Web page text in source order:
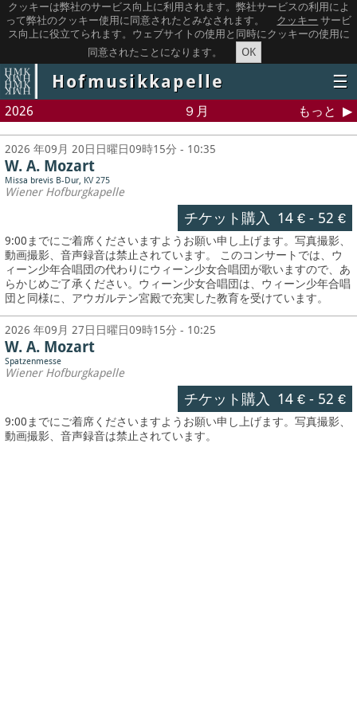
クッキーは弊社のサービス向上に利用されます。弊社サービスの利用によ
って弊社のクッキー使用に同意されたとみなされます。
クッキー サービ
ス向上に役立てられます。ウェブサイトの使用と同時にクッキーの使用に
同意されたことになります。
OK
Hofmusikkapelle ☰
2026 ９月 もっと
2026 年09月 20日日曜日09時15分 - 10:35
W. A. Mozart
Missa brevis B-Dur, KV 275
Wiener Hofburgkapelle
チケット購入 14 €- 52 €
9:00までにご着席くださいますようお願い申し上げます。写真撮影、
動画撮影、音声録音は禁止されています。 このコンサートでは、ウ
ィーン少年合唱団の代わりにウィーン少女合唱団が歌いますので、あ
らかじめご了承ください。ウィーン少女合唱団は、ウィーン少年合唱
団と同様に、アウガルテン宮殿で充実した教育を受けています。
2026 年09月 27日日曜日09時15分 - 10:25
W. A. Mozart
Spatzenmesse
Wiener Hofburgkapelle
チケット購入 14 €- 52 €
9:00までにご着席くださいますようお願い申し上げます。写真撮影、
動画撮影、音声録音は禁止されています。